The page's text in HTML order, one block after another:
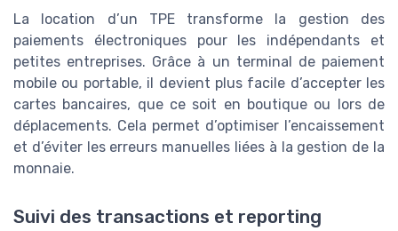
La location d’un TPE transforme la gestion des
paiements électroniques pour les indépendants et
petites entreprises. Grâce à un terminal de paiement
mobile ou portable, il devient plus facile d’accepter les
cartes bancaires, que ce soit en boutique ou lors de
déplacements. Cela permet d’optimiser l’encaissement
et d’éviter les erreurs manuelles liées à la gestion de la
monnaie.
Suivi des transactions et reporting